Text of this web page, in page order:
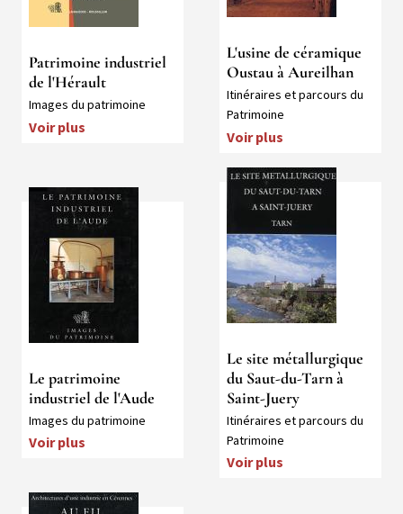
Patrimoine industriel
de l'Hérault
Collection
Images du patrimoine
Voir plus
L'usine de céramique
Oustau à Aureilhan
Collection
Itinéraires et parcours du
Patrimoine
Voir plus
Média
Le patrimoine
industriel de l'Aude
Collection
Images du patrimoine
Voir plus
Média
Le site métallurgique
du Saut-du-Tarn à
Saint-Juery
Collection
Itinéraires et parcours du
Patrimoine
Voir plus
Média